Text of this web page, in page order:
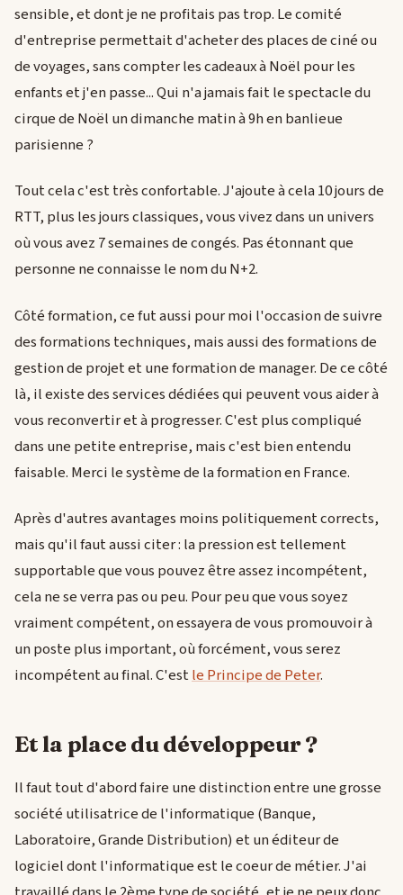
sensible, et dont je ne profitais pas trop. Le comité
d'entreprise permettait d'acheter des places de ciné ou
de voyages, sans compter les cadeaux à Noël pour les
enfants et j'en passe... Qui n'a jamais fait le spectacle du
cirque de Noël un dimanche matin à 9h en banlieue
parisienne ?
Tout cela c'est très confortable. J'ajoute à cela 10 jours de
RTT, plus les jours classiques, vous vivez dans un univers
où vous avez 7 semaines de congés. Pas étonnant que
personne ne connaisse le nom du N+2.
Côté formation, ce fut aussi pour moi l'occasion de suivre
des formations techniques, mais aussi des formations de
gestion de projet et une formation de manager. De ce côté
là, il existe des services dédiées qui peuvent vous aider à
vous reconvertir et à progresser. C'est plus compliqué
dans une petite entreprise, mais c'est bien entendu
faisable. Merci le système de la formation en France.
Après d'autres avantages moins politiquement corrects,
mais qu'il faut aussi citer : la pression est tellement
supportable que vous pouvez être assez incompétent,
cela ne se verra pas ou peu. Pour peu que vous soyez
vraiment compétent, on essayera de vous promouvoir à
un poste plus important, où forcément, vous serez
incompétent au final. C'estle Principe de Peter.
Et la place du développeur ?
Il faut tout d'abord faire une distinction entre une grosse
société utilisatrice de l'informatique (Banque,
Laboratoire, Grande Distribution) et un éditeur de
logiciel dont l'informatique est le coeur de métier. J'ai